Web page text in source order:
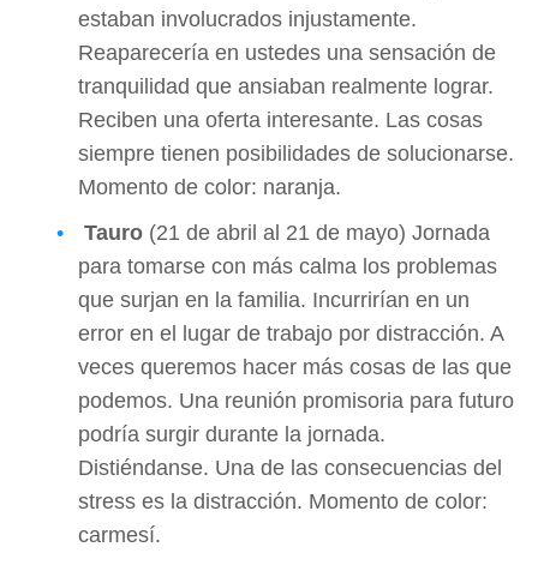
estaban involucrados injustamente.
Reaparecería en ustedes una sensación de
tranquilidad que ansiaban realmente lograr.
Reciben una oferta interesante. Las cosas
siempre tienen posibilidades de solucionarse.
Momento de color: naranja.
Tauro (21 de abril al 21 de mayo) Jornada
para tomarse con más calma los problemas
que surjan en la familia. Incurrirían en un
error en el lugar de trabajo por distracción. A
veces queremos hacer más cosas de las que
podemos. Una reunión promisoria para futuro
podría surgir durante la jornada.
Distiéndanse. Una de las consecuencias del
stress es la distracción. Momento de color:
carmesí.